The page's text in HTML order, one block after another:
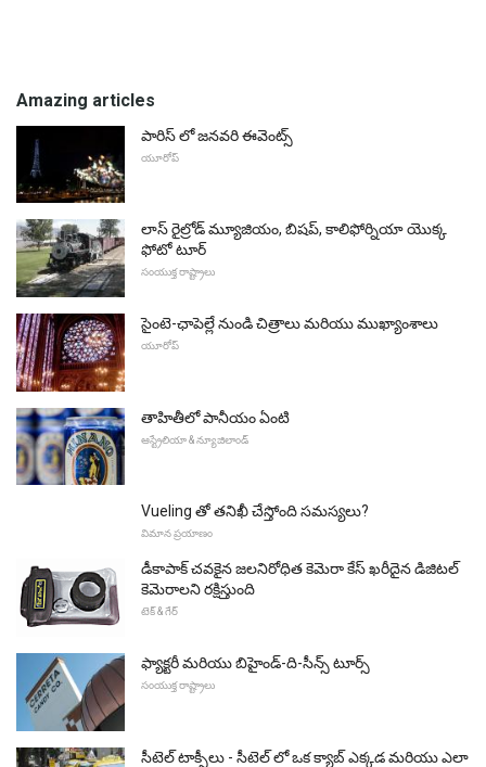
Amazing articles
పారిస్ లో జనవరి ఈవెంట్స్
యూరోప్
లాస్ రైల్రోడ్ మ్యూజియం, బిషప్, కాలిఫోర్నియా యొక్క
ఫోటో టూర్
సంయుక్త రాష్ట్రాలు
సైంటె-ఛాపెల్లే నుండి చిత్రాలు మరియు ముఖ్యాంశాలు
యూరోప్
తాహితీలో పానీయం ఏంటి
ఆస్ట్రేలియా & న్యూజిలాండ్
Vueling తో తనిఖీ చేస్తోంది సమస్యలు?
విమాన ప్రయాణం
డీకాపాక్ చవకైన జలనిరోధిత కెమెరా కేస్ ఖరీదైన డిజిటల్
కెమెరాలని రక్షిస్తుంది
టెక్ & గేర్
ఫ్యాక్టరీ మరియు బిహైండ్-ది-సీన్స్ టూర్స్
సంయుక్త రాష్ట్రాలు
సీటెల్ టాక్సీలు - సీటెల్ లో ఒక క్యాబ్ ఎక్కడ మరియు ఎలా